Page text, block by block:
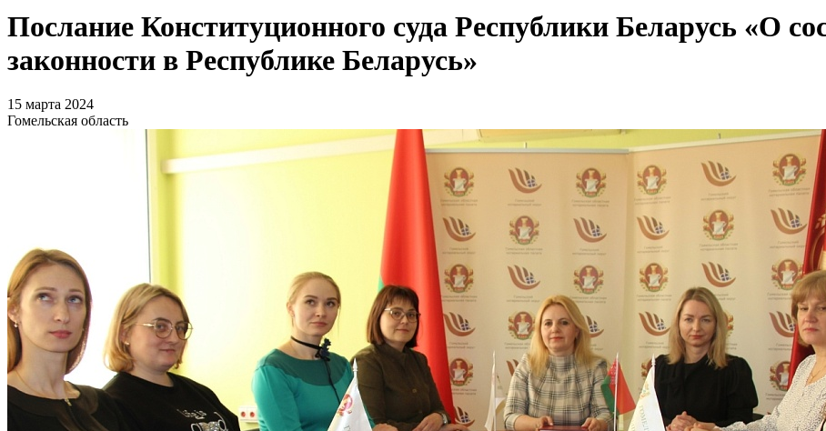
Послание Конституционного суда Республики Беларусь «О
законности в Республике Беларусь»
15 марта 2024
Гомельская область